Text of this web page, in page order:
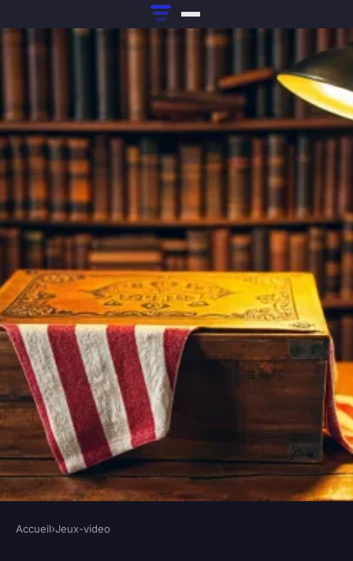
Accueil›Jeux-video